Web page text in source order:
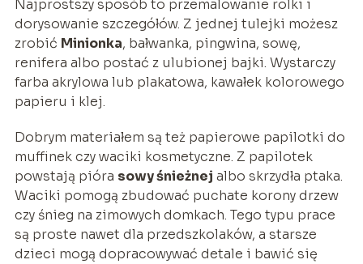
Najprostszy sposób to przemalowanie rolki i
dorysowanie szczegółów. Z jednej tulejki możesz
zrobić Minionka, bałwanka, pingwina, sowę,
renifera albo postać z ulubionej bajki. Wystarczy
farba akrylowa lub plakatowa, kawałek kolorowego
papieru i klej.
Dobrym materiałem są też papierowe papilotki do
muffinek czy waciki kosmetyczne. Z papilotek
powstają pióra sowy śnieżnej albo skrzydła ptaka.
Waciki pomogą zbudować puchate korony drzew
czy śnieg na zimowych domkach. Tego typu prace
są proste nawet dla przedszkolaków, a starsze
dzieci mogą dopracowywać detale i bawić się